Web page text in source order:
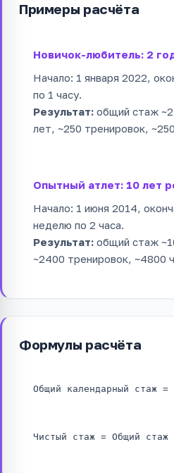
Примеры расчёта
Новичок-любитель: 2
Начало: 1 января 2022,
по 1 часу.
Результат: общий стаж
лет, ~250 тренировок,
Опытный атлет: 10 лет
Начало: 1 июня 2014,
неделю по 2 часа.
Результат: общий стаж
~2400 тренировок, ~4800
Формулы расчёта
Общий календарный стаж
Чистый стаж = Общий